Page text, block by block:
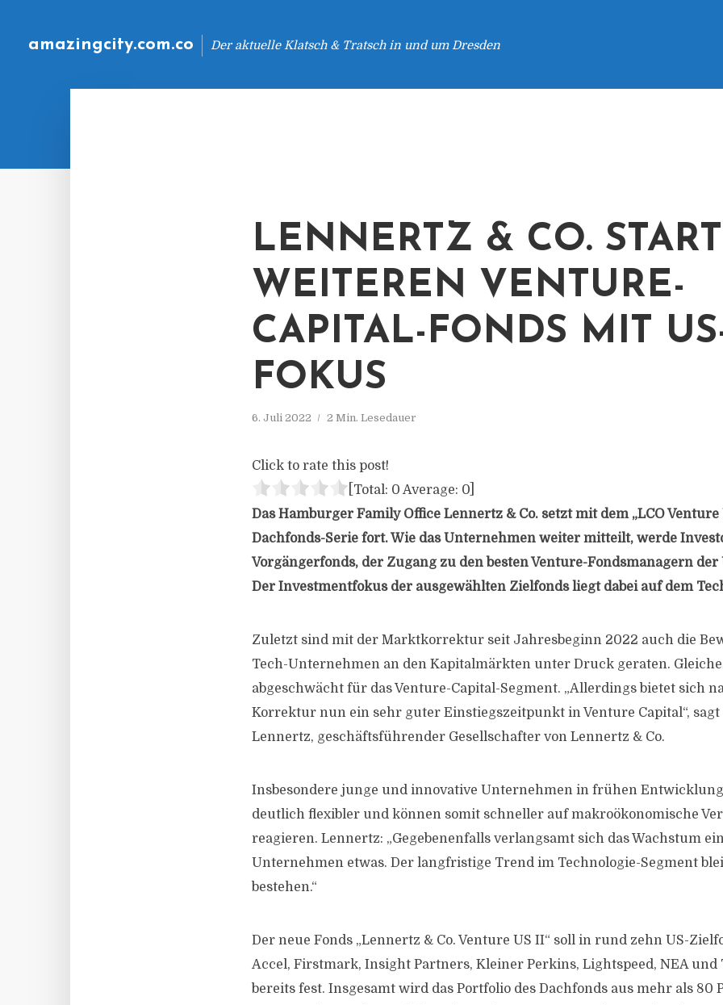
amazingcity.com.co Der aktuelle Klatsch & Tratsch in und um Dresden
LENNERTZ & CO.
WEITEREN VENTURE-
CAPITAL-FONDS MIT
FOKUS
6. Juli 2022 2 Min. Lesedauer
Click to rate this post!
[Total: 0 Average: 0
Das Hamburger Family Office Lennertz & Co. setzt mit dem „LCO Venture
Dachfonds-Serie fort. Wie das Unternehmen weiter mitteilt, werde
Vorgängerfonds, der Zugang zu den besten Venture-Fondsmanagern
Der Investmentfokus der ausgewählten Zielfonds liegt dabei auf dem
Zuletzt sind mit der Marktkorrektur seit Jahresbeginn 2022 auch die
Tech-Unternehmen an den Kapitalmärkten unter Druck geraten.
abgeschwächt für das Venture-Capital-Segment. „Allerdings bietet sich
Korrektur nun ein sehr guter Einstiegszeitpunkt in Venture Capital“,
Lennertz, geschäftsführender Gesellschafter von Lennertz & Co.
Insbesondere junge und innovative Unternehmen in frühen
deutlich flexibler und können somit schneller auf makroökonomische
reagieren. Lennertz: „Gegebenenfalls verlangsamt sich das Wachstum
Unternehmen etwas. Der langfristige Trend im Technologie-Segment
bestehen.“
Der neue Fonds „Lennertz & Co. Venture US II“ soll in rund zehn US-
Accel, Firstmark, Insight Partners, Kleiner Perkins, Lightspeed, NEA und
bereits fest. Insgesamt wird das Portfolio des Dachfonds aus mehr als 80